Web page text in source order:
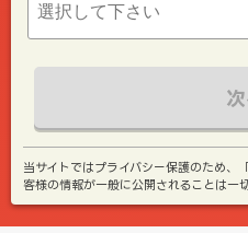
当サイトではプライバシー保護のため、
客様の情報が一般に公開されることは一